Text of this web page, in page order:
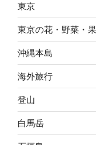
東京
東京の花・野菜・
沖縄本島
海外旅行
登山
白馬岳